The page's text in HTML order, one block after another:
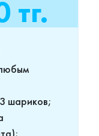
тг.
шариков;